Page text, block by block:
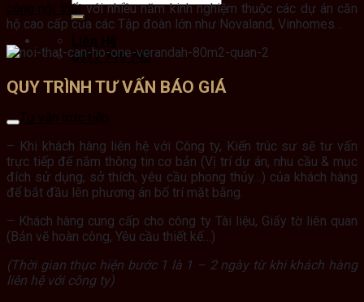
0977 749 743
công nội thấtvới nhiều năm kinh nghiệm thuộc các dự án căn
hộ cao cấp của các Tập đoàn lớn như Novaland, Vinhomes…
QUY TRÌNH TƯ VẤN BÁO GIÁ
– Khi khách hàng liên hệ với Công ty, Kiến trúc sư sẽ tư vấn
trực tiếp để nắm thông tin cơ bản (Vị trí dự án, nhu cầu & mục
đích sử dụng, sở thích, yêu cầu phong thủy…) của khách hàng
để bắt đầu lên phương án bố trí mặt bằng.
– Khách hàng cung cấp cho công ty Tài liệu, Giấy tờ liên quan
(Bản vẽ hoàn công, Yêu cầu thiết kế…)
(Thời gian thực hiện bước 1 là 1 – 2 ngày từ khi khách hàng
liên hệ với công ty)